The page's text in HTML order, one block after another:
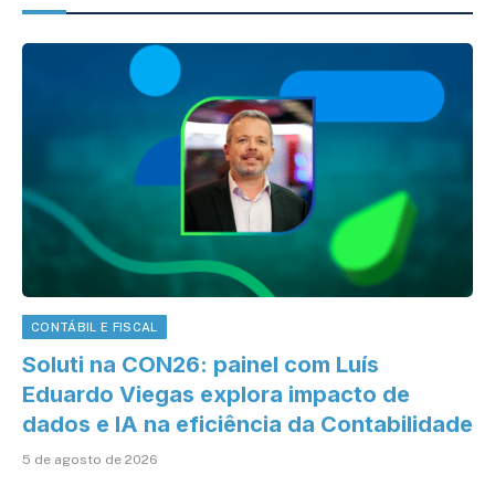
CONTÁBIL E FISCAL
Soluti na CON26: painel com Luís
Eduardo Viegas explora impacto de
dados e IA na eficiência da Contabilidade
5 de agosto de 2026